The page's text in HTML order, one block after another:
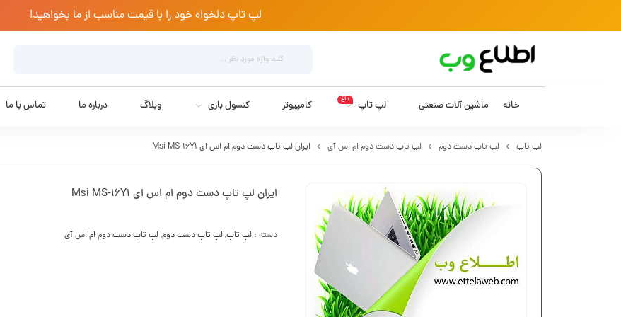
لپ تاپ دلخواه خود را با قیمت مناسب از ما بخواهید!
خانه ماشین آلات صنعتی لپ تاپ داغ کامپیوتر کنسول بازی وبلاگ درباره ما تماس با ما
لپ تاپ لپ تاپ دست دوم لپ تاپ دست دوم ام اس آی ایران لپ تاپ دست دوم ام اس ای Msi MS-16Y1
ایران لپ تاپ دست دوم ام اس ای Msi MS-16Y1
دسته : لپ تاپ,لپ تاپ دست دوم,لپ تاپ دست دوم ام اس آی